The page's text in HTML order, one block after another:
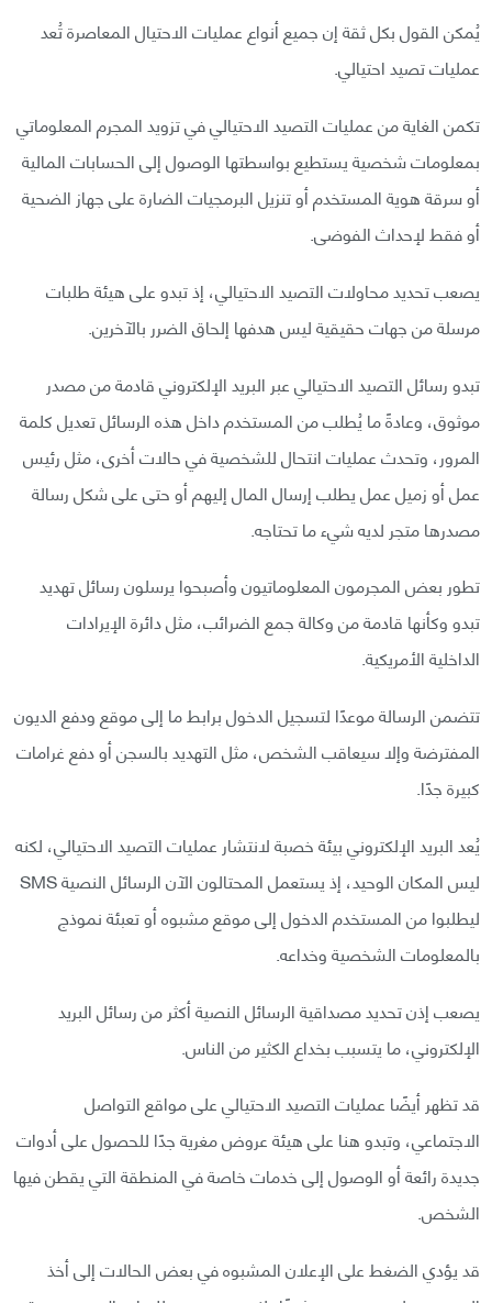
يُمكن القول بكل ثقة إن جميع أنواع عمليات الاحتيال المعاصرة تُعد
عمليات تصيد احتيالي.
تكمن الغاية من عمليات التصيد الاحتيالي في تزويد المجرم المعلوماتي
بمعلومات شخصية يستطيع بواسطتها الوصول إلى الحسابات المالية
أو سرقة هوية المستخدم أو تنزيل البرمجيات الضارة على جهاز الضحية
أو فقط لإحداث الفوضى.
يصعب تحديد محاولات التصيد الاحتيالي، إذ تبدو على هيئة طلبات
مرسلة من جهات حقيقية ليس هدفها إلحاق الضرر بالآخرين.
تبدو رسائل التصيد الاحتيالي عبر البريد الإلكتروني قادمة من مصدر
موثوق، وعادةً ما يُطلب من المستخدم داخل هذه الرسائل تعديل كلمة
المرور، وتحدث عمليات انتحال للشخصية في حالات أخرى، مثل رئيس
عمل أو زميل عمل يطلب إرسال المال إليهم أو حتى على شكل رسالة
مصدرها متجر لديه شيء ما تحتاجه.
تطور بعض المجرمون المعلوماتيون وأصبحوا يرسلون رسائل تهديد
تبدو وكأنها قادمة من وكالة جمع الضرائب، مثل دائرة الإيرادات
الداخلية الأمريكية.
تتضمن الرسالة موعدًا لتسجيل الدخول برابط ما إلى موقع ودفع الديون
المفترضة وإلا سيعاقب الشخص، مثل التهديد بالسجن أو دفع غرامات
كبيرة جدًا.
يُعد البريد الإلكتروني بيئة خصبة لانتشار عمليات التصيد الاحتيالي، لكنه
ليس المكان الوحيد، إذ يستعمل المحتالون الآن الرسائل النصية SMS
ليطلبوا من المستخدم الدخول إلى موقع مشبوه أو تعبئة نموذج
بالمعلومات الشخصية وخداعه.
يصعب إذن تحديد مصداقية الرسائل النصية أكثر من رسائل البريد
الإلكتروني، ما يتسبب بخداع الكثير من الناس.
قد تظهر أيضًا عمليات التصيد الاحتيالي على مواقع التواصل
الاجتماعي، وتبدو هنا على هيئة عروض مغرية جدًا للحصول على أدوات
جديدة رائعة أو الوصول إلى خدمات خاصة في المنطقة التي يقطن فيها
الشخص.
قد يؤدي الضغط على الإعلان المشبوه في بعض الحالات إلى أخذ